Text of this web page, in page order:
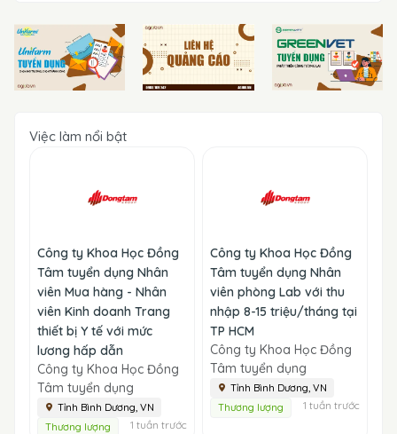
Việc làm nổi bật
Công ty Khoa Học Đồng
Tâm tuyển dụng Nhân
viên Mua hàng - Nhân
viên Kinh doanh Trang
thiết bị Y tế với mức
lương hấp dẫn
Công ty Khoa Học Đồng
Tâm tuyển dụng
Tỉnh Bình Dương, VN
Thương lượng
1 tuần trước
Công ty Khoa Học Đồng
Tâm tuyển dụng Nhân
viên phòng Lab với thu
nhập 8-15 triệu/tháng tại
TP HCM
Công ty Khoa Học Đồng
Tâm tuyển dụng
Tỉnh Bình Dương, VN
Thương lượng
1 tuần trước